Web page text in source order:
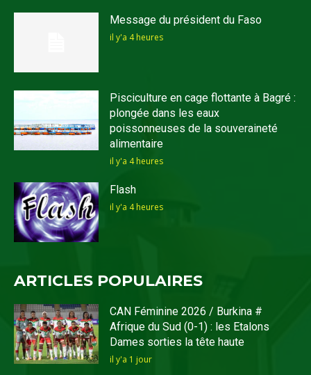
Message du président du Faso
il y'a 4 heures
Pisciculture en cage flottante à Bagré :
plongée dans les eaux
poissonneuses de la souveraineté
alimentaire
il y'a 4 heures
Flash
il y'a 4 heures
ARTICLES POPULAIRES
CAN Féminine 2026 / Burkina #
Afrique du Sud (0-1) : les Etalons
Dames sorties la tête haute
il y'a 1 jour